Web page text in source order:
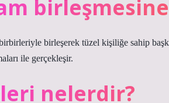
birleşerek tüzel kişiliğe sahip
ile gerçekleşir.
nelerdir?